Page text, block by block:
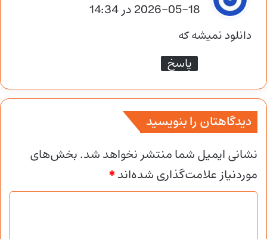
ف
:
2026-05-18 در 14:34
دانلود نمیشه که
پاسخ
دیدگاهتان را بنویسید
نشانی ایمیل شما منتشر نخواهد شد.بخش‌های
موردنیاز علامت‌گذاری شده‌اند*